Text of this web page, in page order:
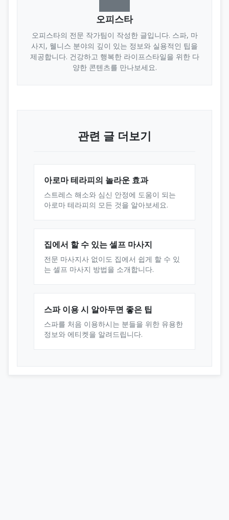
오피스타
오피스타의 전문 작가팀이 작성한 글입니다. 스파, 마
사지, 웰니스 분야의 깊이 있는 정보와 실용적인 팁을
제공합니다. 건강하고 행복한 라이프스타일을 위한 다
양한 콘텐츠를 만나보세요.
관련 글 더보기
아로마 테라피의 놀라운 효과
스트레스 해소와 심신 안정에 도움이 되는
아로마 테라피의 모든 것을 알아보세요.
집에서 할 수 있는 셀프 마사지
전문 마사지사 없이도 집에서 쉽게 할 수 있
는 셀프 마사지 방법을 소개합니다.
스파 이용 시 알아두면 좋은 팁
스파를 처음 이용하시는 분들을 위한 유용한
정보와 에티켓을 알려드립니다.